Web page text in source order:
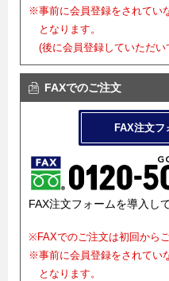
※事前に会員登録をされてい
となります。
(後に会員登録していただ
FAXでのご注文
FAX注文フ
FAX注文フォームを導入し
※FAXでのご注文は初回から
※事前に会員登録をされてい
となります。